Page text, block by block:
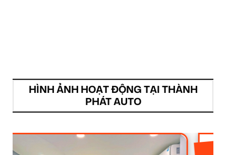
HÌNH ẢNH HOẠT ĐỘNG TẠI THÀNH
PHÁT AUTO